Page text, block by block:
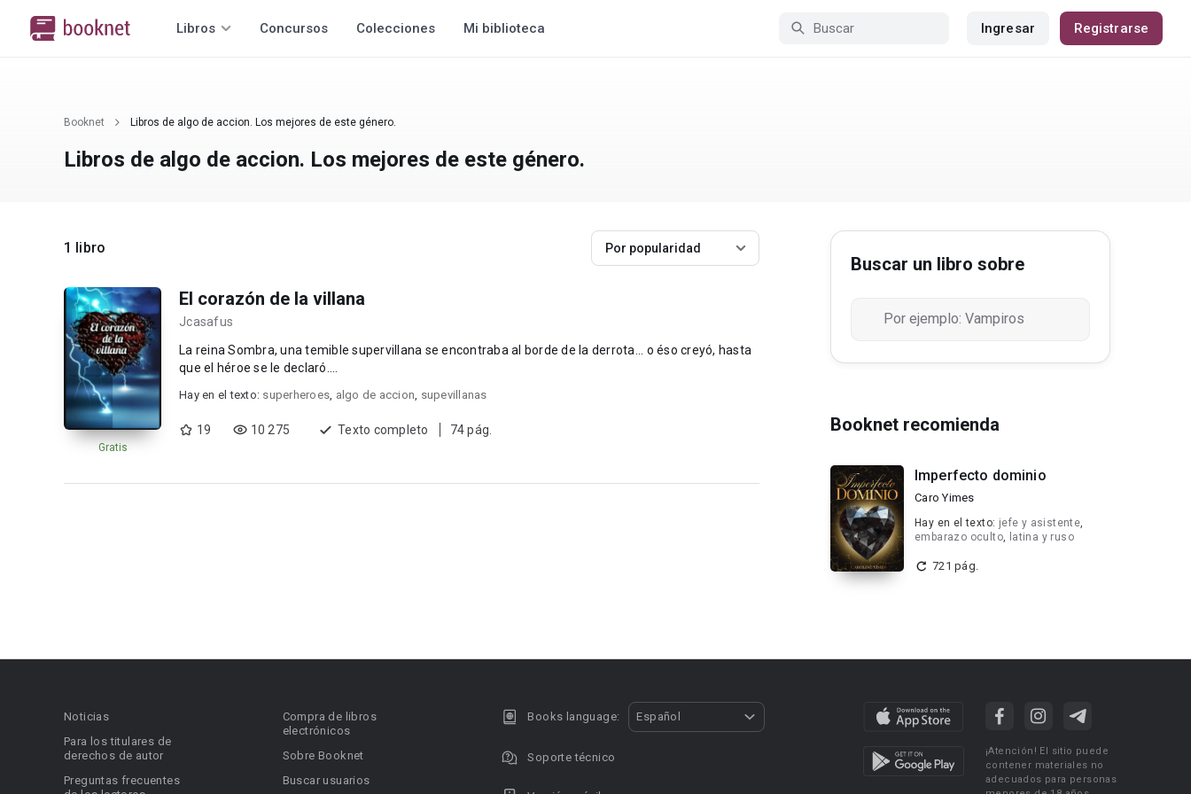
Libros Concursos Colecciones Mi biblioteca Ingresar Registrarse
Booknet Libros de algo de accion. Los mejores de este género.
Libros de algo de accion. Los mejores de este género.
1 libro Por popularidad
Gratis
El corazón de la villana
Jcasafus
La reina Sombra, una temible supervillana se encontraba al borde de la derrota... o éso creyó, hasta
que el héroe se le declaró....
Hay en el texto: superheroes, algo de accion, supevillanas
19 10 275 Texto completo 74 pág.
Buscar un libro sobre
Booknet recomienda
Imperfecto dominio
Caro Yimes
Hay en el texto: jefe y asistente,
embarazo oculto, latina y ruso
721 pág.
Noticias
Para los titulares de
derechos de autor
Preguntas frecuentes
Compra de libros
electrónicos
Sobre Booknet
Buscar usuarios
Books language: Español
Soporte técnico
¡Atención! El sitio puede
contener materiales no
adecuados para personas